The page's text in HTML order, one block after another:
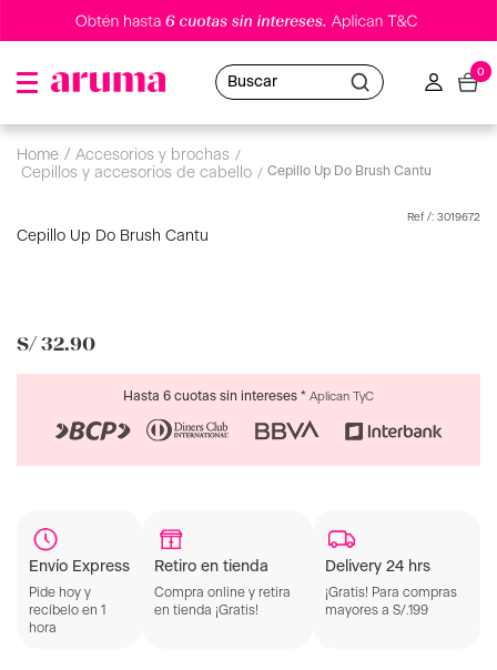
Buscar
0
accesorios y brochas
cepillos y accesorios de cabello
Cepillo Up Do Brush Cantu
: 3019672
Cepillo Up Do Brush Cantu
S/ 32.90
Hasta 6 cuotas sin intereses * Aplican TyC
Envío Express
Pide hoy y
recíbelo en 1
hora
Retiro en tienda
Compra online y retira
en tienda ¡Gratis!
Delivery 24 hrs
¡Gratis! Para compras
mayores a S/.199